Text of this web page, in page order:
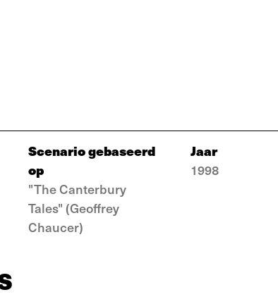
Scenario gebaseerd
op
"The Canterbury
Tales" (Geoffrey
Chaucer)
Jaar
1998